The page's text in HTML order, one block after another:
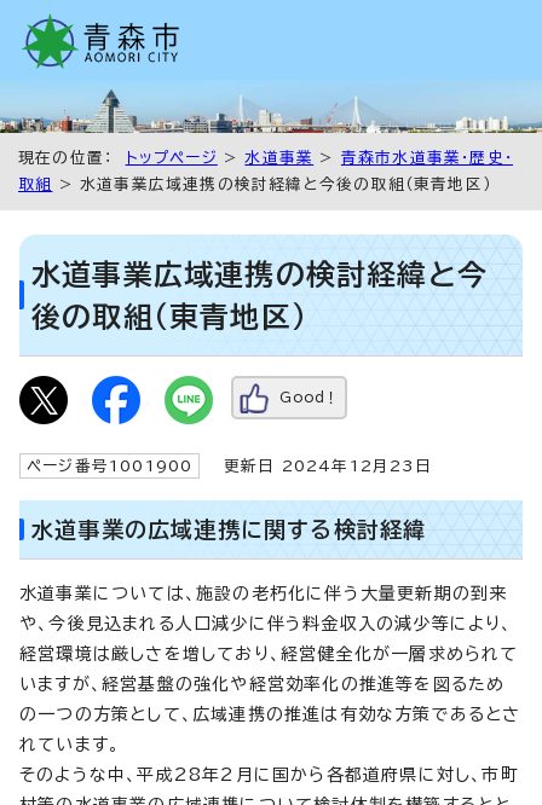
現在の位置： トップページ >水道事業 > 青森市水道事業・歴史・
取組
> 水道事業広域連携の検討経緯と今後の取組（東青地区）
水道事業広域連携の検討経緯と今
後の取組（東青地区）
Good！
ページ番号1001900 更新日 2024年12月23日
水道事業の広域連携に関する検討経緯
水道事業については、施設の老朽化に伴う大量更新期の到来
や、今後見込まれる人口減少に伴う料金収入の減少等により、
経営環境は厳しさを増しており、経営健全化が一層求められて
いますが、経営基盤の強化や経営効率化の推進等を図るため
の一つの方策として、広域連携の推進は有効な方策であるとさ
れています。
そのような中、平成28年2月に国から各都道府県に対し、市町